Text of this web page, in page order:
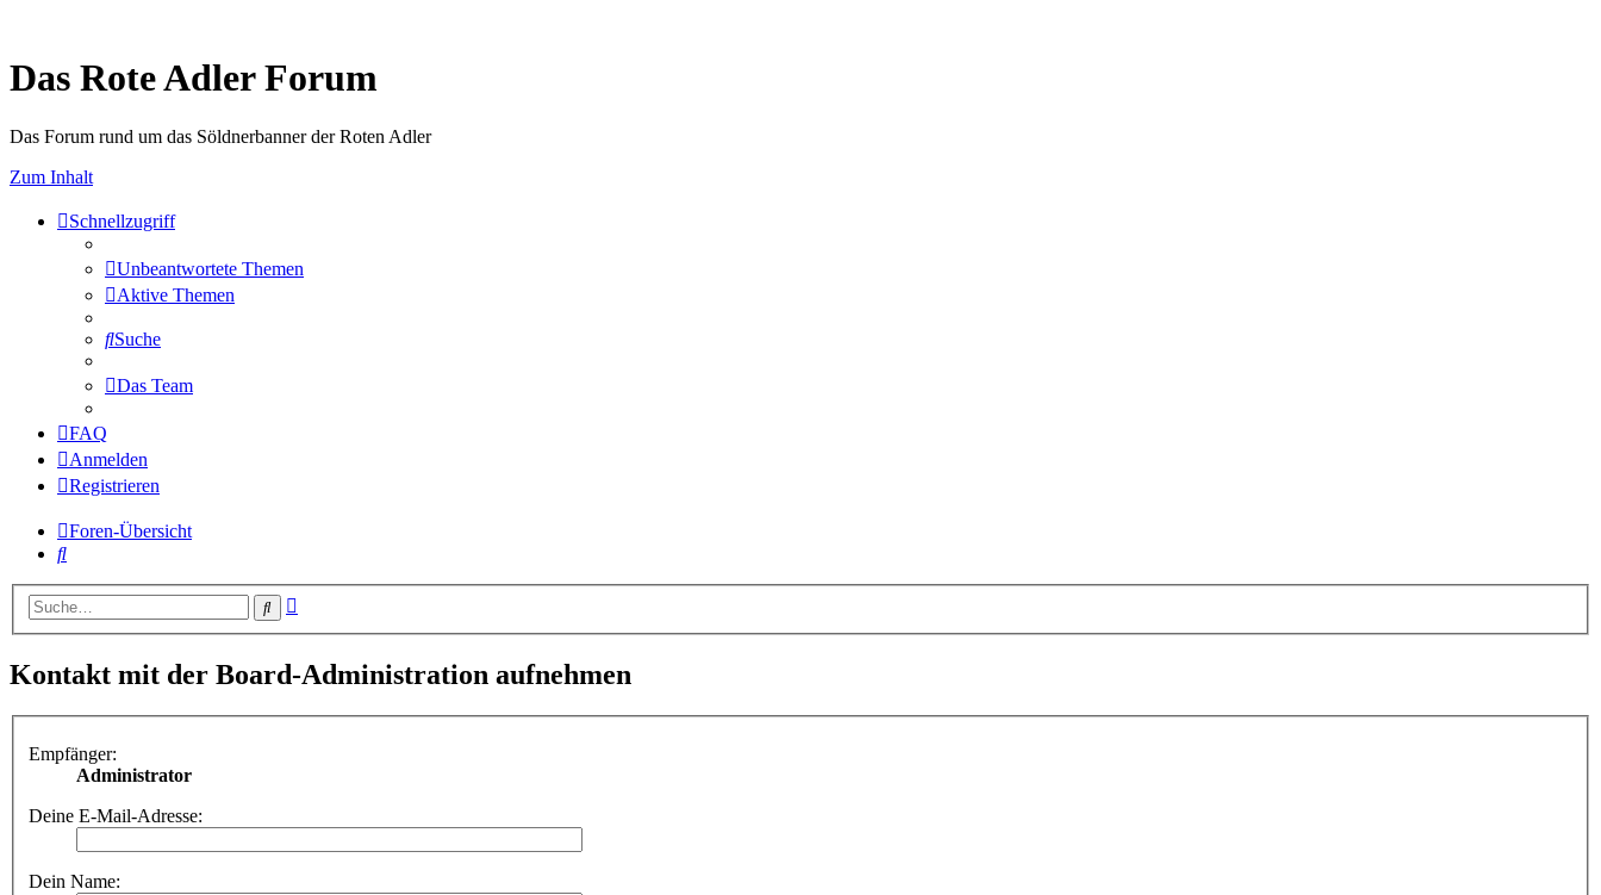
Das Rote Adler Forum
Das Forum rund um das Söldnerbanner der Roten Adler
Zum Inhalt
Schnellzugriff
Unbeantwortete Themen
Aktive Themen
Suche
Das Team
FAQ
Anmelden
Registrieren
Foren-Übersicht
Suche
Suche
Kontakt mit der Board-Administration aufnehmen
Empfänger:
Administrator
Deine E-Mail-Adresse:
Dein Name: